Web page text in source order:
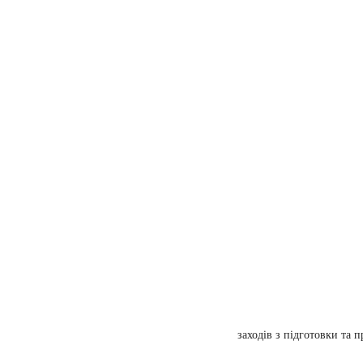
заходів з підготовки та